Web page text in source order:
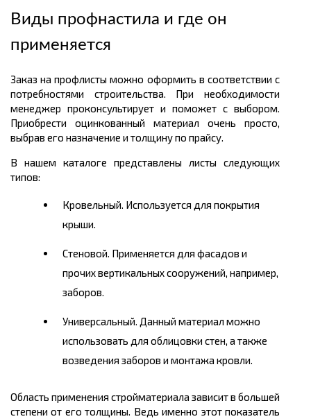
Виды профнастила и где он
применяется
Заказ на профлисты можно оформить в соответствии с
потребностями строительства. При необходимости
менеджер проконсультирует и поможет с выбором.
Приобрести оцинкованный материал очень просто,
выбрав его назначение и толщину по прайсу.
В нашем каталоге представлены листы следующих
типов:
Кровельный. Используется для покрытия
крыши.
Стеновой. Применяется для фасадов и
прочих вертикальных сооружений, например,
заборов.
Универсальный. Данный материал можно
использовать для облицовки стен, а также
возведения заборов и монтажа кровли.
Область применения стройматериала зависит в большей
степени от его толщины. Ведь именно этот показатель